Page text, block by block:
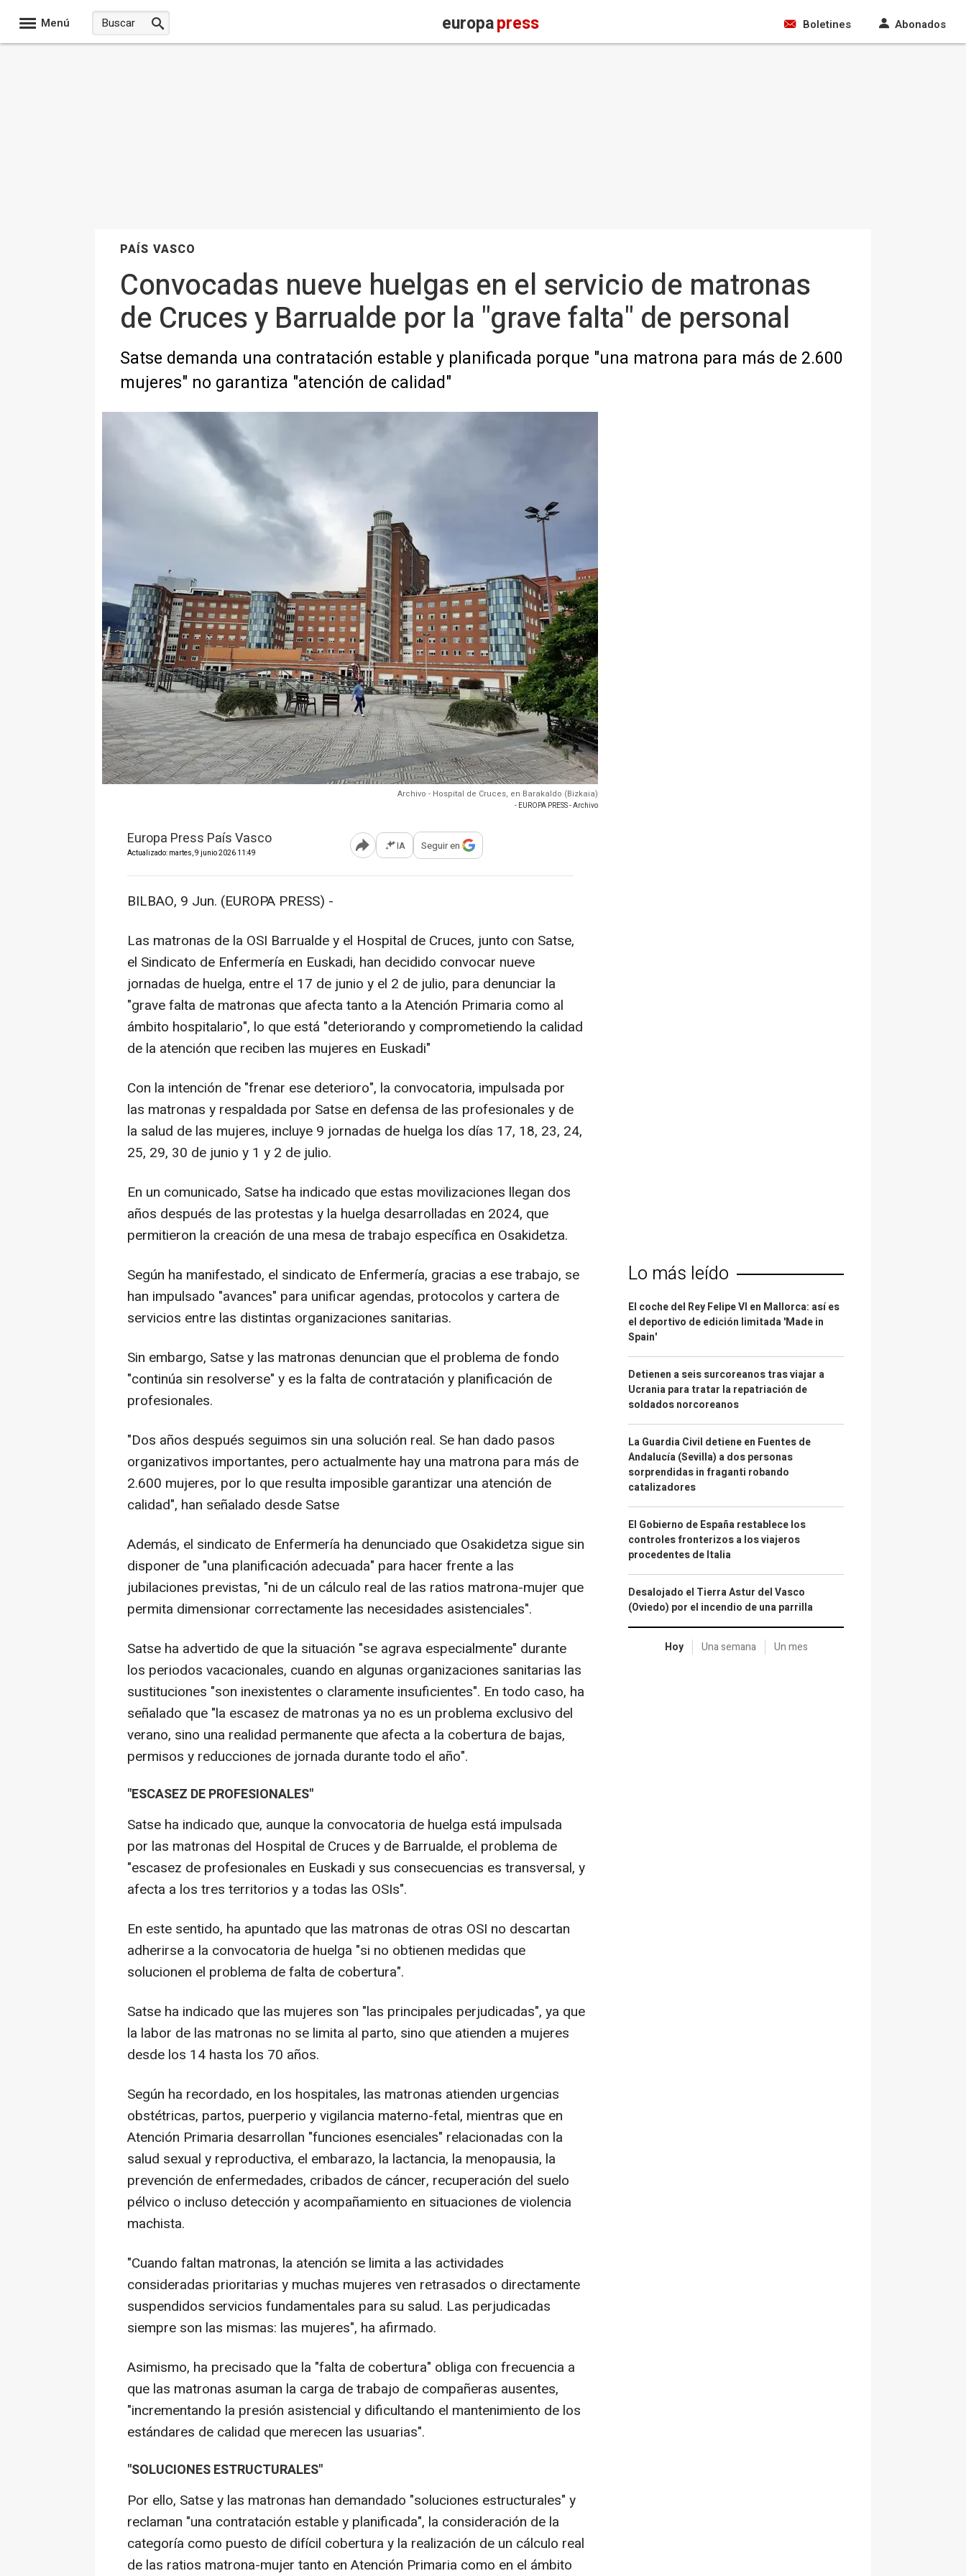
Menú europapress Boletines Abonados
PAÍS VASCO
Convocadas nueve huelgas en el servicio de matronas
de Cruces y Barrualde por la "grave falta" de personal
Satse demanda una contratación estable y planificada porque "una matrona para más de 2.600
mujeres" no garantiza "atención de calidad"
Archivo - Hospital de Cruces, en Barakaldo (Bizkaia)
- EUROPA PRESS - Archivo
Europa Press País Vasco
Actualizado: martes, 9 junio 2026 11:49 Abrir opciones para compartir
IA Seguir en
BILBAO, 9 Jun. (EUROPA PRESS) -
Las matronas de la OSI Barrualde y el Hospital de Cruces, junto con Satse,
el Sindicato de Enfermería en Euskadi, han decidido convocar nueve
jornadas de huelga, entre el 17 de junio y el 2 de julio, para denunciar la
"grave falta de matronas que afecta tanto a la Atención Primaria como al
ámbito hospitalario", lo que está "deteriorando y comprometiendo la calidad
de la atención que reciben las mujeres en Euskadi"
Con la intención de "frenar ese deterioro", la convocatoria, impulsada por
las matronas y respaldada por Satse en defensa de las profesionales y de
la salud de las mujeres, incluye 9 jornadas de huelga los días 17, 18, 23, 24,
25, 29, 30 de junio y 1 y 2 de julio.
En un comunicado, Satse ha indicado que estas movilizaciones llegan dos
años después de las protestas y la huelga desarrolladas en 2024, que
permitieron la creación de una mesa de trabajo específica en Osakidetza.
Según ha manifestado, el sindicato de Enfermería, gracias a ese trabajo, se
han impulsado "avances" para unificar agendas, protocolos y cartera de
servicios entre las distintas organizaciones sanitarias.
Sin embargo, Satse y las matronas denuncian que el problema de fondo
"continúa sin resolverse" y es la falta de contratación y planificación de
profesionales.
"Dos años después seguimos sin una solución real. Se han dado pasos
organizativos importantes, pero actualmente hay una matrona para más de
2.600 mujeres, por lo que resulta imposible garantizar una atención de
calidad", han señalado desde Satse
Además, el sindicato de Enfermería ha denunciado que Osakidetza sigue sin
disponer de "una planificación adecuada" para hacer frente a las
jubilaciones previstas, "ni de un cálculo real de las ratios matrona-mujer que
permita dimensionar correctamente las necesidades asistenciales".
Satse ha advertido de que la situación "se agrava especialmente" durante
los periodos vacacionales, cuando en algunas organizaciones sanitarias las
sustituciones "son inexistentes o claramente insuficientes". En todo caso, ha
señalado que "la escasez de matronas ya no es un problema exclusivo del
verano, sino una realidad permanente que afecta a la cobertura de bajas,
permisos y reducciones de jornada durante todo el año".
"ESCASEZ DE PROFESIONALES"
Satse ha indicado que, aunque la convocatoria de huelga está impulsada
por las matronas del Hospital de Cruces y de Barrualde, el problema de
"escasez de profesionales en Euskadi y sus consecuencias es transversal, y
afecta a los tres territorios y a todas las OSIs".
En este sentido, ha apuntado que las matronas de otras OSI no descartan
adherirse a la convocatoria de huelga "si no obtienen medidas que
solucionen el problema de falta de cobertura".
Satse ha indicado que las mujeres son "las principales perjudicadas", ya que
la labor de las matronas no se limita al parto, sino que atienden a mujeres
desde los 14 hasta los 70 años.
Según ha recordado, en los hospitales, las matronas atienden urgencias
obstétricas, partos, puerperio y vigilancia materno-fetal, mientras que en
Atención Primaria desarrollan "funciones esenciales" relacionadas con la
salud sexual y reproductiva, el embarazo, la lactancia, la menopausia, la
prevención de enfermedades, cribados de cáncer, recuperación del suelo
pélvico o incluso detección y acompañamiento en situaciones de violencia
machista.
"Cuando faltan matronas, la atención se limita a las actividades
consideradas prioritarias y muchas mujeres ven retrasados o directamente
suspendidos servicios fundamentales para su salud. Las perjudicadas
siempre son las mismas: las mujeres", ha afirmado.
Asimismo, ha precisado que la "falta de cobertura" obliga con frecuencia a
que las matronas asuman la carga de trabajo de compañeras ausentes,
"incrementando la presión asistencial y dificultando el mantenimiento de los
estándares de calidad que merecen las usuarias".
"SOLUCIONES ESTRUCTURALES"
Por ello, Satse y las matronas han demandado "soluciones estructurales" y
reclaman "una contratación estable y planificada", la consideración de la
categoría como puesto de difícil cobertura y la realización de un cálculo real
de las ratios matrona-mujer tanto en Atención Primaria como en el ámbito
Lo más leído
El coche del Rey Felipe VI en Mallorca: así es
el deportivo de edición limitada 'Made in
Spain'
Detienen a seis surcoreanos tras viajar a
Ucrania para tratar la repatriación de
soldados norcoreanos
La Guardia Civil detiene en Fuentes de
Andalucía (Sevilla) a dos personas
sorprendidas in fraganti robando
catalizadores
El Gobierno de España restablece los
controles fronterizos a los viajeros
procedentes de Italia
Desalojado el Tierra Astur del Vasco
(Oviedo) por el incendio de una parrilla
Hoy Una semana Un mes